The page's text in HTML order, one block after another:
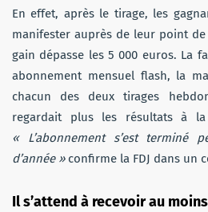
En effet, après le tirage, les
manifester auprès de leur point
gain dépasse les 5 000 euros. La
abonnement mensuel flash, la
chacun des deux tirages
regardait plus les résultats à
« L’abonnement s’est terminé
d’année »confirme la FDJ dans un
Il s’attend à recevoir au